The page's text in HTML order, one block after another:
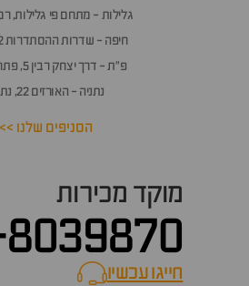
גלילות - מתחם פי גלילות,
חיפה - שדרות ההסתדרות 52, חיפה
פ״ת - דרך יצחק רבין 5, פתח תקווה
נתניה - האורזים 22, נתניה
הסניפים שלנו >>
מוקד מכירות
חייגו עכשיוcall now